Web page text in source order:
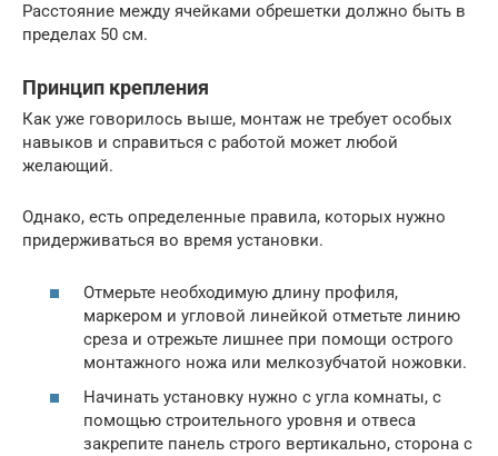
Расстояние между ячейками обрешетки должно быть в
пределах 50 см.
Принцип крепления
Как уже говорилось выше, монтаж не требует особых
навыков и справиться с работой может любой
желающий.
Однако, есть определенные правила, которых нужно
придерживаться во время установки.
Отмерьте необходимую длину профиля,
маркером и угловой линейкой отметьте линию
среза и отрежьте лишнее при помощи острого
монтажного ножа или мелкозубчатой ножовки.
Начинать установку нужно с угла комнаты, с
помощью строительного уровня и отвеса
закрепите панель строго вертикально, сторона с